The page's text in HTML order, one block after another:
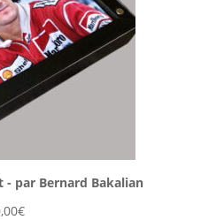
par Bernard Bakalian
€